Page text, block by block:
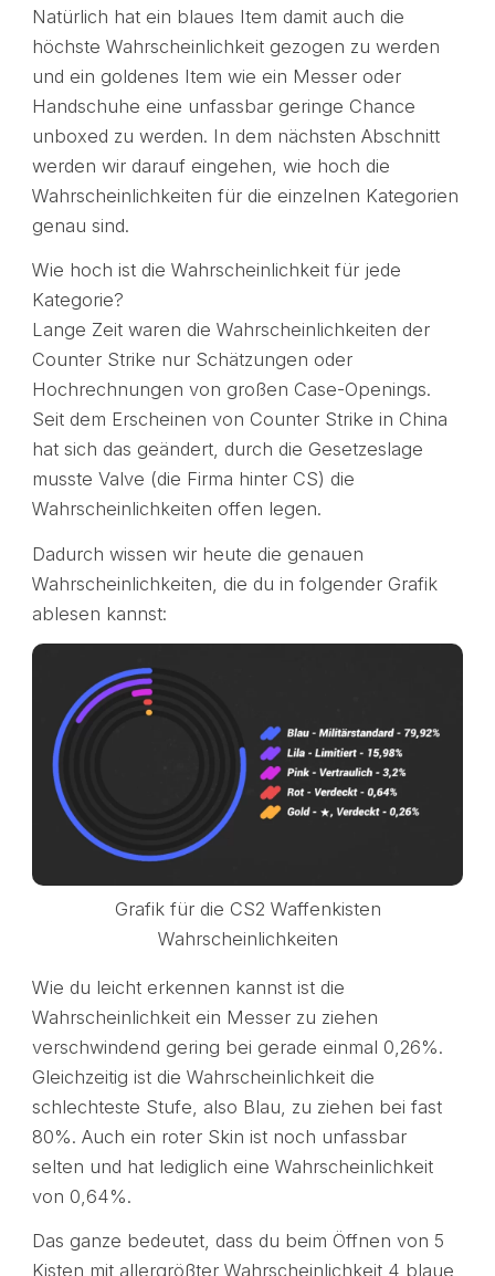
Natürlich hat ein blaues Item damit auch die
höchste Wahrscheinlichkeit gezogen zu werden
und ein goldenes Item wie ein Messer oder
Handschuhe eine unfassbar geringe Chance
unboxed zu werden. In dem nächsten Abschnitt
werden wir darauf eingehen, wie hoch die
Wahrscheinlichkeiten für die einzelnen Kategorien
genau sind.
Wie hoch ist die Wahrscheinlichkeit für jede
Kategorie?
Lange Zeit waren die Wahrscheinlichkeiten der
Counter Strike nur Schätzungen oder
Hochrechnungen von großen Case-Openings.
Seit dem Erscheinen von Counter Strike in China
hat sich das geändert, durch die Gesetzeslage
musste Valve (die Firma hinter CS) die
Wahrscheinlichkeiten offen legen.
Dadurch wissen wir heute die genauen
Wahrscheinlichkeiten, die du in folgender Grafik
ablesen kannst:
Grafik für die CS2 Waffenkisten
Wahrscheinlichkeiten
Wie du leicht erkennen kannst ist die
Wahrscheinlichkeit ein Messer zu ziehen
verschwindend gering bei gerade einmal 0,26%.
Gleichzeitig ist die Wahrscheinlichkeit die
schlechteste Stufe, also Blau, zu ziehen bei fast
80%. Auch ein roter Skin ist noch unfassbar
selten und hat lediglich eine Wahrscheinlichkeit
von 0,64%.
Das ganze bedeutet, dass du beim Öffnen von 5
Kisten mit allergrößter Wahrscheinlichkeit 4 blaue